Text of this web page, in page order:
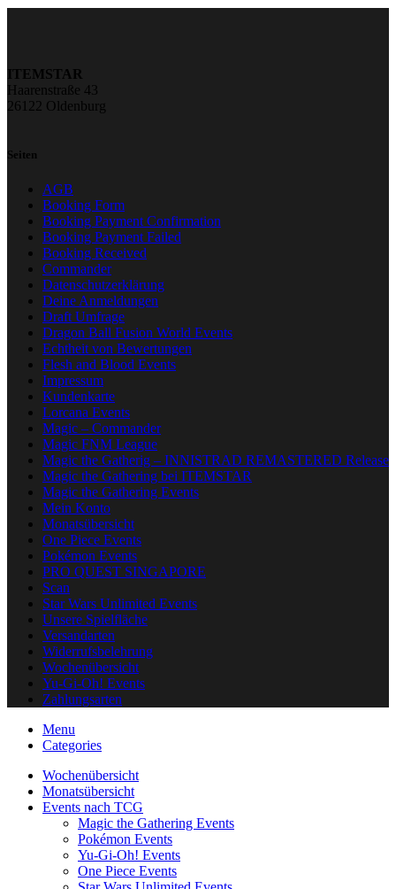
ITEMSTAR
Haarenstraße 43
26122 Oldenburg
Seiten
AGB
Booking Form
Booking Payment Confirmation
Booking Payment Failed
Booking Received
Commander
Datenschutzerklärung
Deine Anmeldungen
Draft Umfrage
Dragon Ball Fusion World Events
Echtheit von Bewertungen
Flesh and Blood Events
Impressum
Kundenkarte
Lorcana Events
Magic – Commander
Magic FNM League
Magic the Gatherig – INNISTRAD REMASTERED Release
Magic the Gathering bei ITEMSTAR
Magic the Gathering Events
Mein Konto
Monatsübersicht
One Piece Events
Pokémon Events
PRO QUEST SINGAPORE
Scan
Star Wars Unlimited Events
Unsere Spielfläche
Versandarten
Widerrufsbelehrung
Wochenübersicht
Yu-Gi-Oh! Events
Zahlungsarten
Menu
Categories
Wochenübersicht
Monatsübersicht
Events nach TCG
Magic the Gathering Events
Pokémon Events
Yu-Gi-Oh! Events
One Piece Events